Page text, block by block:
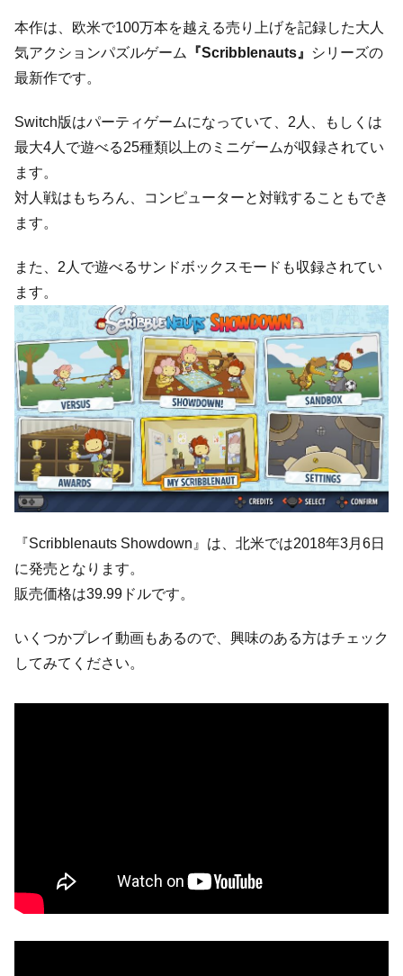
本作は、欧米で100万本を越える売り上げを記録した大人
気アクションパズルゲーム
『Scribblenauts』
シリーズの
最新作です。
Switch版はパーティゲームになっていて、2人、もしくは
最大4人で遊べる25種類以上のミニゲームが収録されてい
ます。
対人戦はもちろん、コンピューターと対戦することもでき
ます。
また、2人で遊べるサンドボックスモードも収録されてい
ます。
『Scribblenauts Showdown』は、北米では2018年3月6日
に発売となります。
販売価格は39.99ドルです。
いくつかプレイ動画もあるので、興味のある方はチェック
してみてください。